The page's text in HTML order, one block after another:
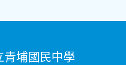
青埔國民中學